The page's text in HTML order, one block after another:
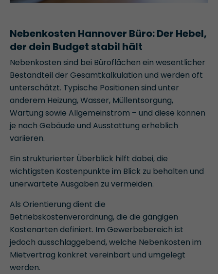
Nebenkosten Hannover Büro: Der Hebel,
der dein Budget stabil hält
Nebenkosten sind bei Büroflächen ein wesentlicher
Bestandteil der Gesamtkalkulation und werden oft
unterschätzt. Typische Positionen sind unter
anderem Heizung, Wasser, Müllentsorgung,
Wartung sowie Allgemeinstrom – und diese können
je nach Gebäude und Ausstattung erheblich
variieren.
Ein strukturierter Überblick hilft dabei, die
wichtigsten Kostenpunkte im Blick zu behalten und
unerwartete Ausgaben zu vermeiden.
Als Orientierung dient die
Betriebskostenverordnung, die die gängigen
Kostenarten definiert. Im Gewerbebereich ist
jedoch ausschlaggebend, welche Nebenkosten im
Mietvertrag konkret vereinbart und umgelegt
werden.